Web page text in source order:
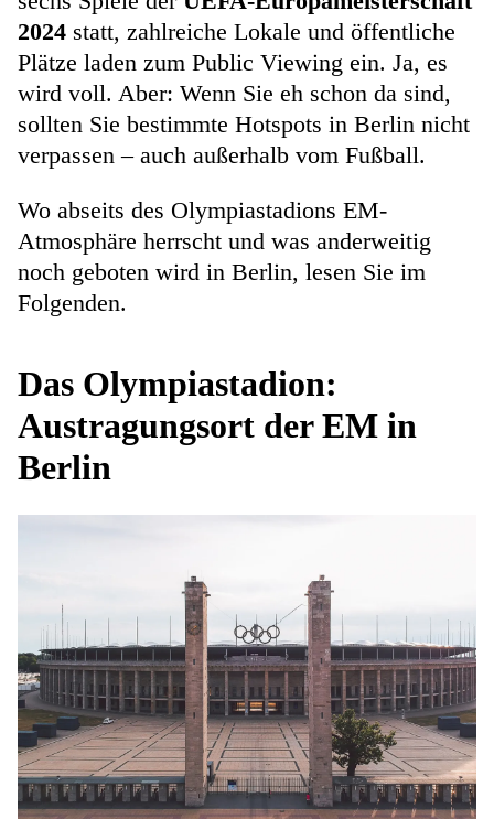
2024 statt, zahlreiche Lokale und öffentliche
Plätze laden zum Public Viewing ein. Ja, es
wird voll. Aber: Wenn Sie eh schon da sind,
sollten Sie bestimmte Hotspots in Berlin nicht
verpassen – auch außerhalb vom Fußball.
Wo abseits des Olympiastadions EM-
Atmosphäre herrscht und was anderweitig
noch geboten wird in Berlin, lesen Sie im
Folgenden.
Das Olympiastadion:
Austragungsort der EM in
Berlin